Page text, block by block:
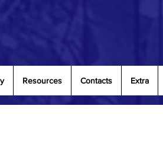
Resources Contacts Extra